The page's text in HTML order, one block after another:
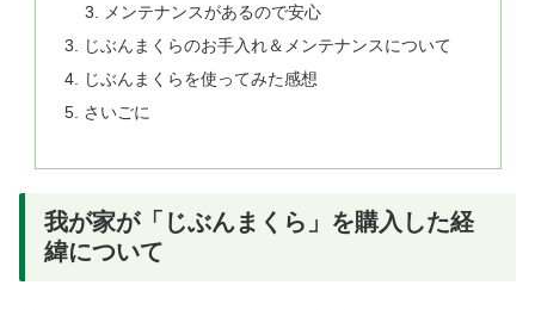
メンテナンスがあるので安心
じぶんまくらのお手入れ＆メンテナンスについて
じぶんまくらを使ってみた感想
さいごに
我が家が「じぶんまくら」を購入した経
緯について